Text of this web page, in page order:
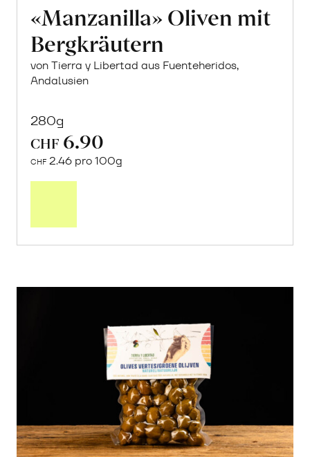
«Manzanilla» Oliven mit
Bergkräutern
von Tierra y Libertad aus Fuenteheridos,
Andalusien
280g
CHF 6.90
CHF 2.46 pro 100g